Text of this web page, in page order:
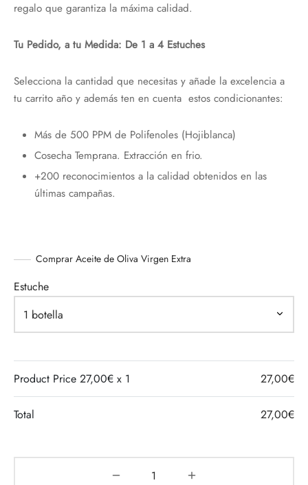
regalo que garantiza la máxima calidad.
Tu Pedido, a tu Medida: De 1 a 4 Estuches
Selecciona la cantidad que necesitas y añade la excelencia a
tu carrito año y además ten en cuenta estos condicionantes:
Más de 500 PPM de Polifenoles (Hojiblanca)
Cosecha Temprana. Extracción en frio.
+200 reconocimientos a la calidad obtenidos en las
últimas campañas.
Comprar Aceite de Oliva Virgen Extra
Estuche
Product Price 27,00€ x 1 27,00€
Total 27,00€